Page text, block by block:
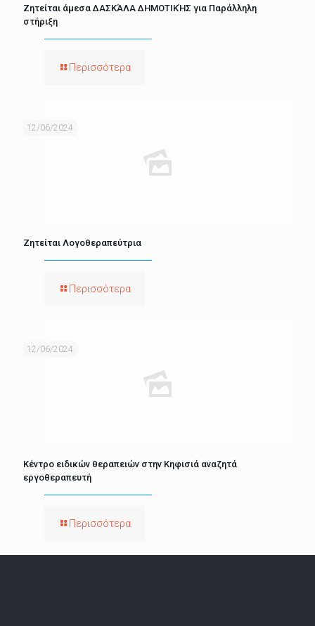
Ζητείται άμεσα ΔΑΣΚΆΛΑ ΔΗΜΟΤΙΚΉΣ για Παράλληλη
στήριξη
Περισσότερα
12/06/2024
Ζητείται Λογοθεραπεύτρια
Περισσότερα
12/06/2024
Κέντρο ειδικών θεραπειών στην Κηφισιά αναζητά
εργοθεραπευτή
Περισσότερα